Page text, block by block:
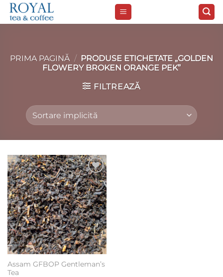
Skip
PRIMA PAGINĂ / PRODUSE ETICHETATE „GOLDEN
FLOWERY BROKEN ORANGE PEK”
FILTREAZĂ
Add to
wishlist
Assam GFBOP Gentleman’s
Tea